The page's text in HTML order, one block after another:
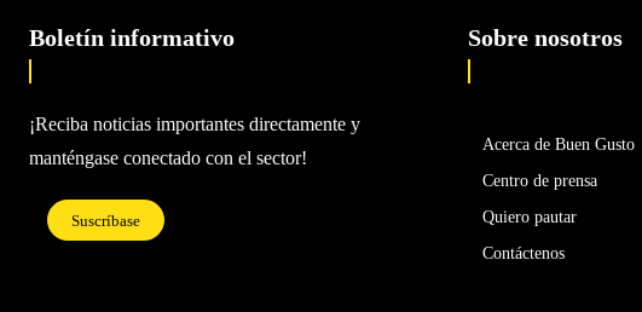
Boletín informativo
¡Reciba noticias importantes directamente y
manténgase conectado con el sector!
Suscríbase
Sobre nosotros
Acerca de Buen Gusto
Centro de prensa
Quiero pautar
Contáctenos